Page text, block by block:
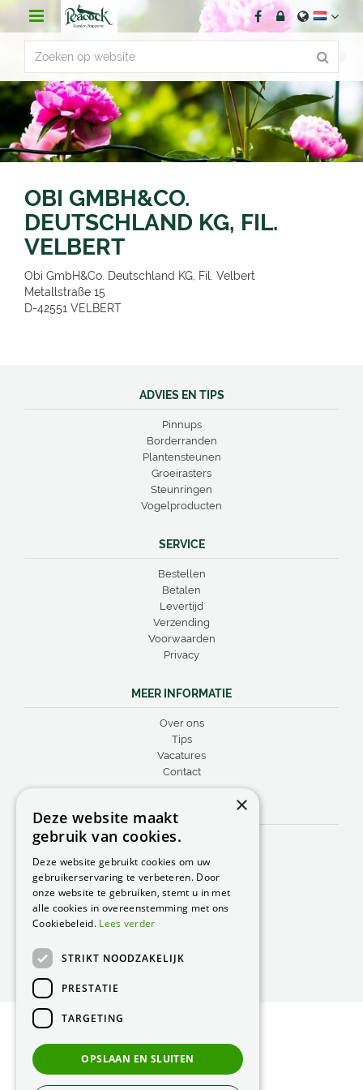
r
n
t
OBI GMBH&CO.
DEUTSCHLAND KG, FIL.
VELBERT
Obi GmbH&Co. Deutschland KG, Fil. Velbert
Metallstraße 15
D-42551 VELBERT
ADVIES EN TIPS
Pinnups
Borderranden
Plantensteunen
Groeirasters
Steunringen
Vogelproducten
SERVICE
Bestellen
Betalen
Levertijd
Verzending
Voorwaarden
Privacy
MEER INFORMATIE
Over ons
Tips
Vacatures
Contact
CONTACT
Peacock Garden Supports
Industrieweg 22
5688 DP Oirschot
Nederland
T.0499 57 40 80
Privacy Statement
Green Solutions
×
Deze website maakt
gebruik van cookies.
Deze website gebruikt cookies om uw
gebruikerservaring te verbeteren. Door
onze website te gebruiken, stemt u in met
alle cookies in overeenstemming met ons
Cookiebeleid. Lees verder
STRIKT NOODZAKELIJK
PRESTATIE
TARGETING
OPSLAAN EN SLUITEN